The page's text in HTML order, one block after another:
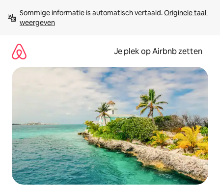
direct
naar
Sommige informatie is automatisch vertaald. Originele taal
weergeven
Je plek op Airbnb zetten